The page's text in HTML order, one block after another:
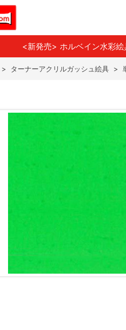
<新発売> ホルベイン水彩
> ターナーアクリルガッシュ絵具 >